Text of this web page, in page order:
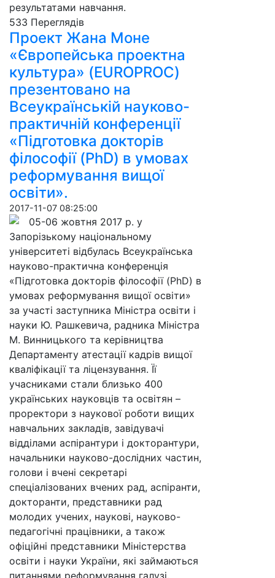
результатами навчання.
533 Пере­гля­дів
Проект Жана Моне
«Європейська проектна
культура» (EUROPROC)
презентовано на
Всеукраїнській науково-
практичній конференції
«Підготовка докторів
філософії (PhD) в умовах
реформування вищої
освіти».
2017-11-07 08:25:00
05-06 жовтня 2017 р. у
Запорізькому національному
університеті відбулась Всеукраїнська
науково-практична конференція
«Підготовка докторів філософії (PhD) в
умовах реформування вищої освіти»
за участі заступника Міністра освіти і
науки Ю. Рашкевича, радника Міністра
М. Винницького та керівництва
Департаменту атестації кадрів вищої
кваліфікації та ліцензування. Її
учасниками стали близько 400
українських науковців та освітян –
проректори з наукової роботи вищих
навчальних закладів, завідувачі
відділами аспірантури і докторантури,
начальники науково-дослідних частин,
голови і вчені секретарі
спеціалізованих вчених рад, аспіранти,
докторанти, представники рад
молодих учених, наукові, науково-
педагогічні працівники, а також
офіційні представники Міністерства
освіти і науки України, які займаються
питаннями реформування галузі.